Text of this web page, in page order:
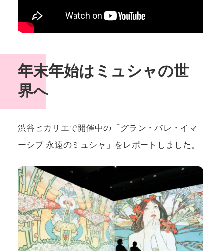
年末年始はミュシャの世
界へ
渋谷ヒカリエで開催中の「グラン・パレ・イマ
ーシブ 永遠のミュシャ」をレポートしました。